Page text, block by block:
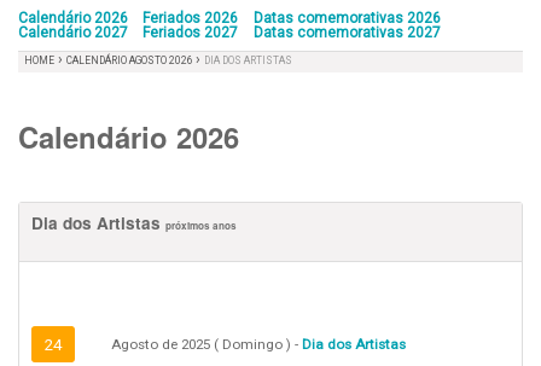
Calendário 2026 Feriados 2026
Datas comemorativas 2026
Calendário 2027
Feriados 2027 Datas comemorativas 2027
HOME › CALENDÁRIO AGOSTO 2026 › DIA DOS ARTISTAS
Calendário 2026
Dia dos Artistas próximos anos
24 Agosto de 2025 ( Domingo ) - Dia dos Artistas